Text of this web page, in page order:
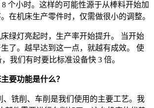
8 个小时。这样的可能性源于从棒料开始加
在机床生产零件时，仅需做很小的调整。
绿灯亮起时，生产率开始提升。 当开始
了。越早达到这一点，就越有成效。 使
我们有时要比标准设备快 3 倍。
要功能是什么？
、铣削、车削是我们使用的主要工艺。我